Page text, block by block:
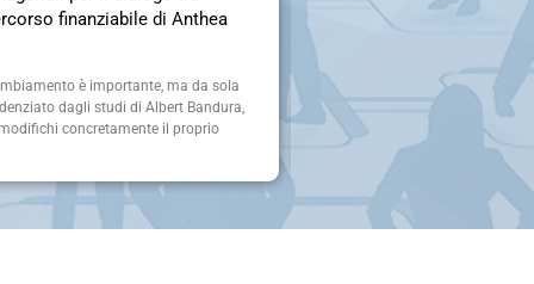
finanziabile di Anthea
è importante, ma da sola
dagli studi di Albert Bandura,
concretamente il proprio
nuovo passo nel
Anthelogia, la Scuola di
un momento importante della
conseguimento del diploma da